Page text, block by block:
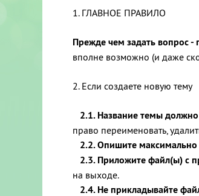
1. ГЛАВНОЕ ПРАВИЛО
Прежде чем задать вопрос -
вполне возможно (и даже
2. Если создаете новую тему
2.1. Название темы
право переименовать,
2.2. Опишите
2.3. Приложите файл(ы) с
на выходе.
2.4. Не прикладывайте